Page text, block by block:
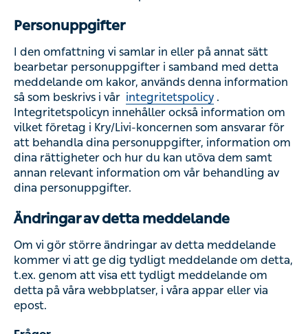
Ändringar av detta meddelande
Om vi gör större ändringar av detta meddelande kommer
vi att ge dig tydligt meddelande om detta, t.ex. genom att
visa ett tydligt meddelande om detta på våra webbplatser,
i våra appar eller via epost.
Frågor
Kontakta oss på privacy@kry.se om du har några frågor
om detta meddelande om kakor.
Detta meddelande gäller från 20 maj 2022.